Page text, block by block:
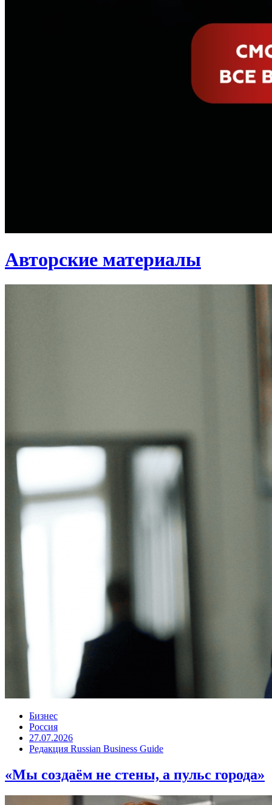
Авторские материалы
Бизнес
Россия
27.07.2026
Редакция Russian Business Guide
«Мы создаём не стены, а пульс города»